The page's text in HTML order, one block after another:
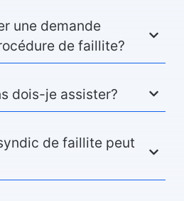
une demande
de faillite?
dois-je assister?
de faillite peut